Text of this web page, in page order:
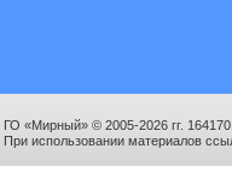
ГО «Мирный» © 2005-2026 гг.
При использовании материалов